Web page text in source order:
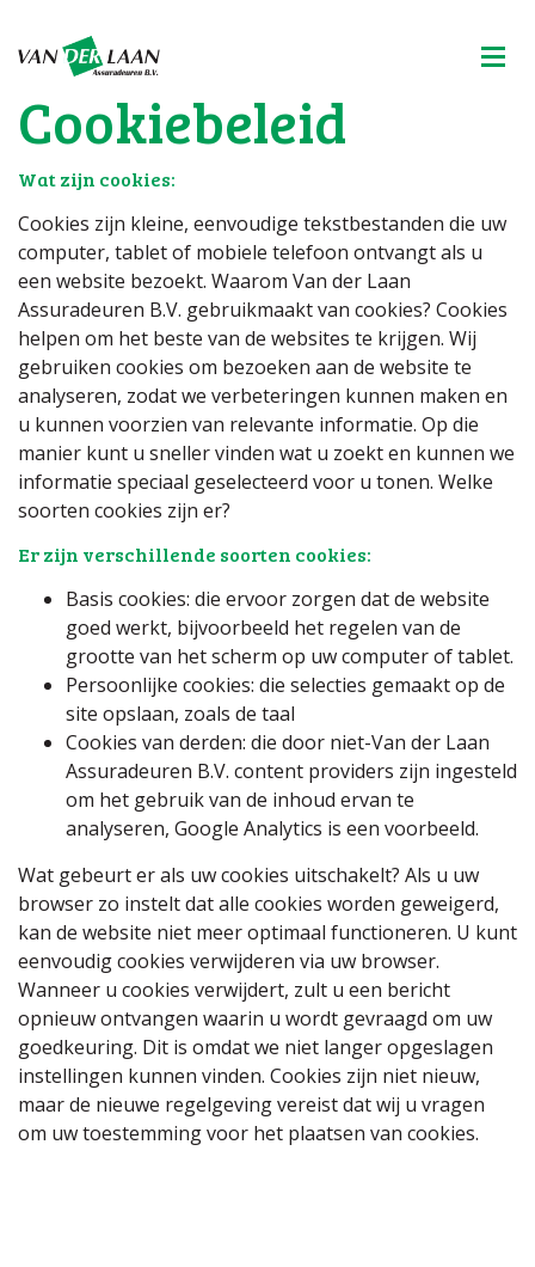
Cookiebeleid
Wat zijn cookies:
Cookies zijn kleine, eenvoudige tekstbestanden die uw
computer, tablet of mobiele telefoon ontvangt als u
een website bezoekt. Waarom Van der Laan
Assuradeuren B.V. gebruikmaakt van cookies? Cookies
helpen om het beste van de websites te krijgen. Wij
gebruiken cookies om bezoeken aan de website te
analyseren, zodat we verbeteringen kunnen maken en
u kunnen voorzien van relevante informatie. Op die
manier kunt u sneller vinden wat u zoekt en kunnen we
informatie speciaal geselecteerd voor u tonen. Welke
soorten cookies zijn er?
Er zijn verschillende soorten cookies:
Basis cookies: die ervoor zorgen dat de website
goed werkt, bijvoorbeeld het regelen van de
grootte van het scherm op uw computer of tablet.
Persoonlijke cookies: die selecties gemaakt op de
site opslaan, zoals de taal
Cookies van derden: die door niet-Van der Laan
Assuradeuren B.V. content providers zijn ingesteld
om het gebruik van de inhoud ervan te
analyseren, Google Analytics is een voorbeeld.
Wat gebeurt er als uw cookies uitschakelt? Als u uw
browser zo instelt dat alle cookies worden geweigerd,
kan de website niet meer optimaal functioneren. U kunt
eenvoudig cookies verwijderen via uw browser.
Wanneer u cookies verwijdert, zult u een bericht
opnieuw ontvangen waarin u wordt gevraagd om uw
goedkeuring. Dit is omdat we niet langer opgeslagen
instellingen kunnen vinden. Cookies zijn niet nieuw,
maar de nieuwe regelgeving vereist dat wij u vragen
om uw toestemming voor het plaatsen van cookies.